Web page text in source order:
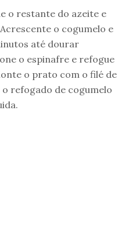
o restante do azeite e
o cogumelo e
até dourar
o espinafre e refogue
o prato com o filé de
refogado de cogumelo